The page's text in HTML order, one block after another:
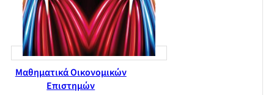
Μαθηματικά Οικονομικών
Επιστημών